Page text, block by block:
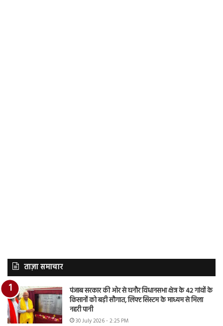
ताज़ा समाचार
पंजाब सरकार की ओर से घनौर विधानसभा क्षेत्र के 42 गांवों के
किसानों को बड़ी सौगात, लिफ्ट सिस्टम के माध्यम से मिला
नहरी पानी
30 July 2026 - 2:25 PM